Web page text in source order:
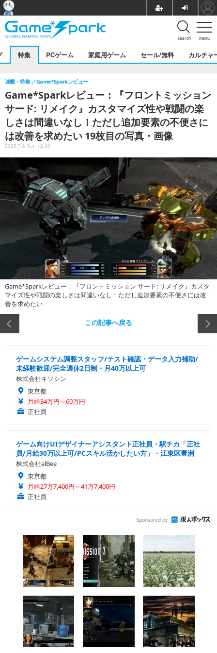
menu
search
特集 PCゲーム 家庭用ゲーム セール/無料 カルチャ
Game*Sparkレビュー：『フロントミッション
サード: リメイク』カスタマイズ性や戦闘の楽
しさは間違いなし！ただし追加要素の不便さに
は改善を求めたい 19枚目の写真・画像
連載・特集 Game*Sparkレビュー
2025.7.6 Sun 12:00
Game*Sparkレビュー：『フロントミッション サード: リメイク』カスタ
マイズ性や戦闘の楽しさは間違いなし！ただし追加要素の不便さには改
善を求めたい
この記事へ戻る
ゲームシステム調整スタッフ/テスト確認・データ入力補助/
未経験歓迎/完全週休2日制・月40万以上可
株式会社キソシン
東京都
月給34万円～60万円
正社員
ゲーム向けUIデザイナーアシスタント正社員・駅チカ「正社
員/月給30万以上可/PCスキル活かしたい方」・江東区豊洲
株式会社alBee
東京都
月給27万7,400円～41万7,400円
正社員
Sponsored by